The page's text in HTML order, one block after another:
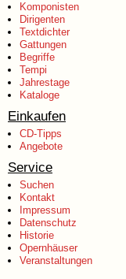
Komponisten
Dirigenten
Textdichter
Gattungen
Begriffe
Tempi
Jahrestage
Kataloge
Einkaufen
CD-Tipps
Angebote
Service
Suchen
Kontakt
Impressum
Datenschutz
Historie
Opernhäuser
Veranstaltungen